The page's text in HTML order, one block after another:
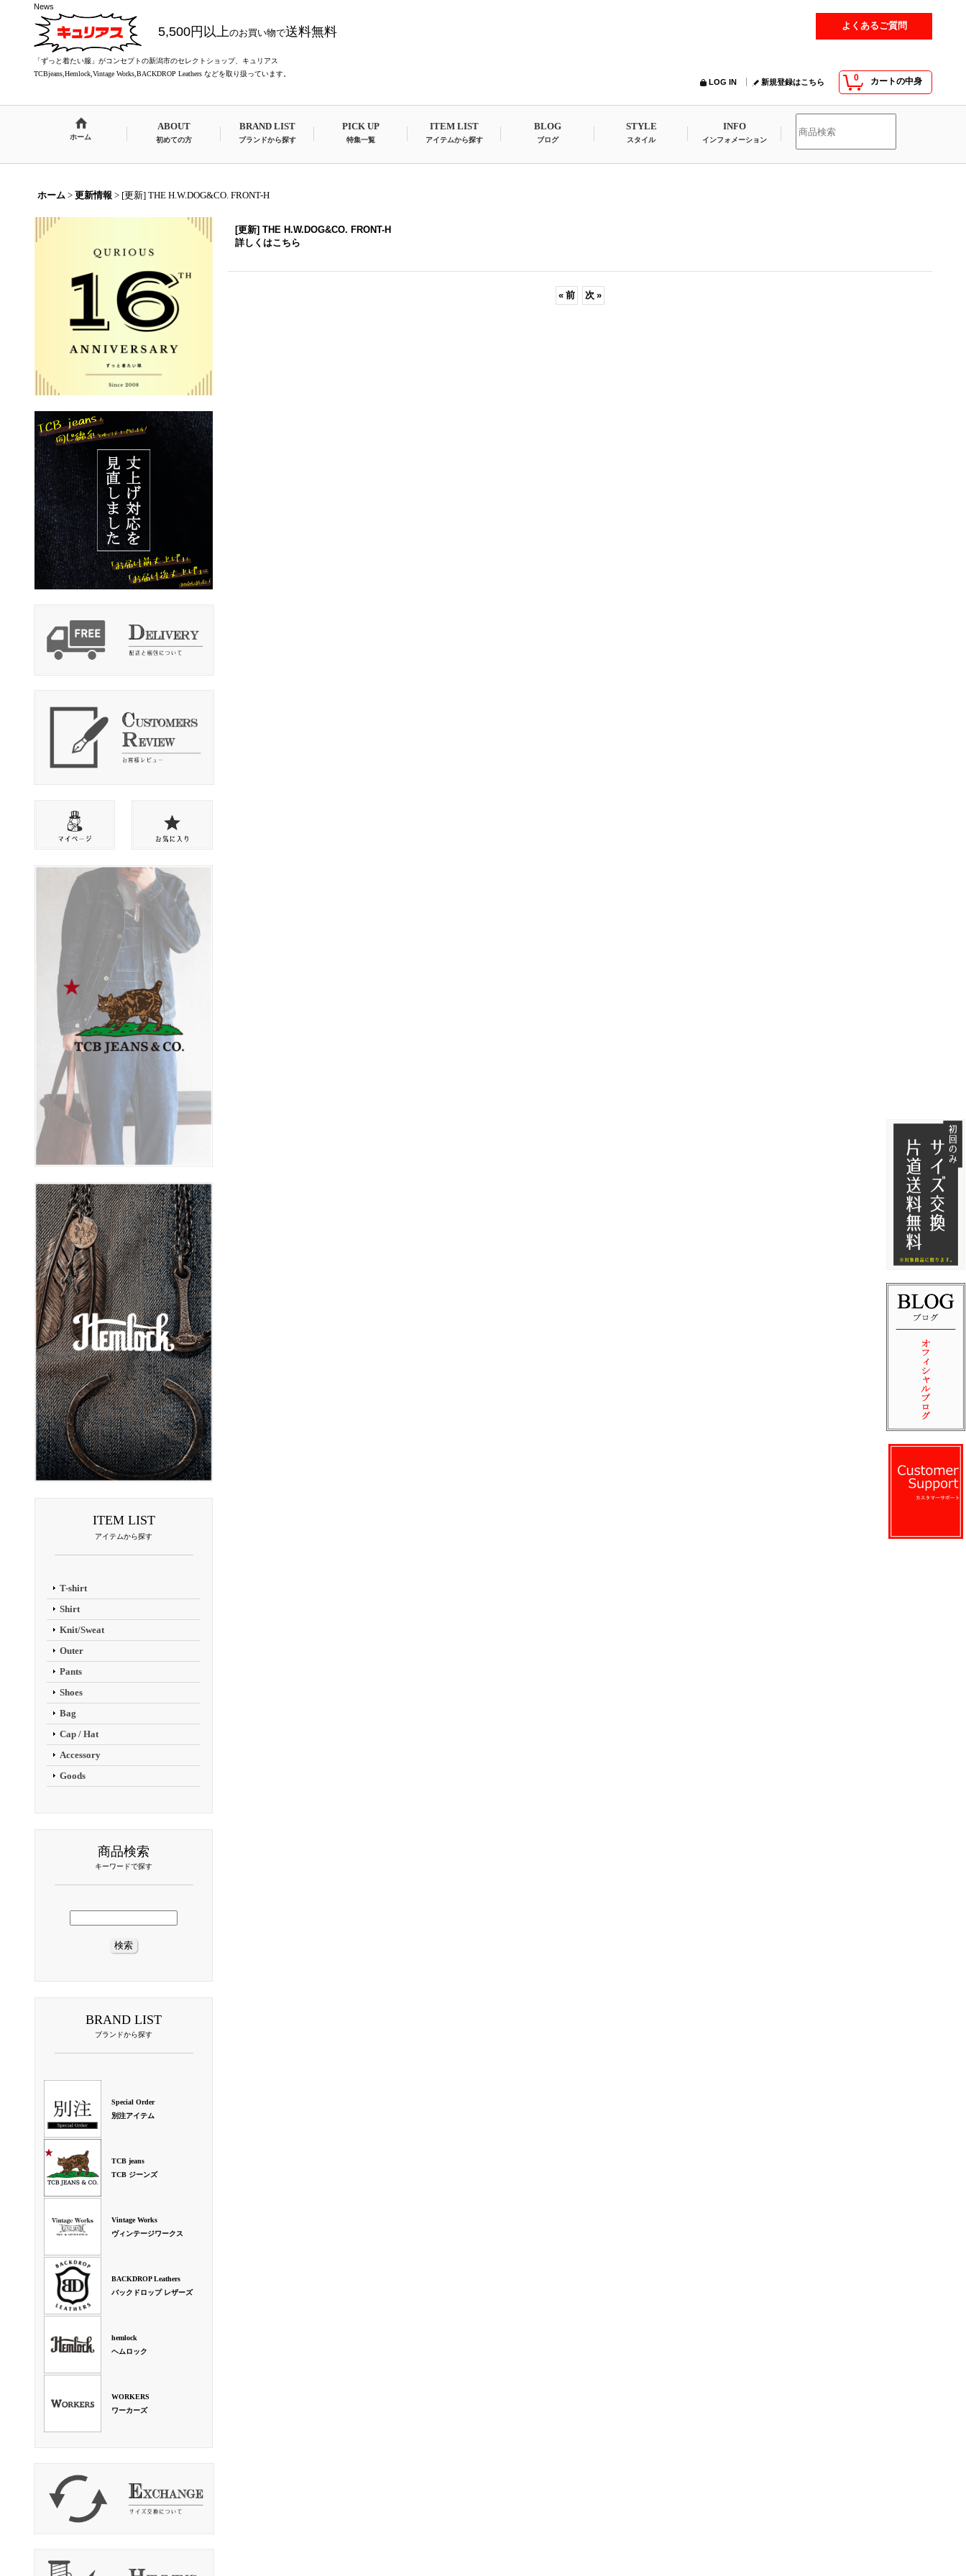
News
5,500円以上のお買い物で送料無料
「ずっと着たい服」がコンセプトの新潟市のセレクトショップ、キュリアス
TCBjeans,Hemlock,Vintage Works,BACKDROP Leathers などを取り扱っています。
よくあるご質問
0 カートの中身
LOG IN 新規登録はこちら
ホーム
ABOUT
初めての方
BRAND LIST
ブランドから探す
PICK UP
特集一覧
ITEM LIST
アイテムから探す
BLOG
ブログ
STYLE
スタイル
INFO
インフォメーション
ホーム > 更新情報 > [更新] THE H.W.DOG&CO. FRONT-H
ITEM LIST
アイテムから探す
T-shirt
Shirt
Knit/Sweat
Outer
Pants
Shoes
Bag
Cap / Hat
Accessory
Goods
商品検索
キーワードで探す
BRAND LIST
ブランドから探す
Special Order
別注アイテム
TCB jeans
TCB ジーンズ
Vintage Works
ヴィンテージワークス
BACKDROP Leathers
バックドロップ レザーズ
hemlock
ヘムロック
WORKERS
ワーカーズ
[更新] THE H.W.DOG&CO. FRONT-H
詳しくはこちら
« 前 次 »